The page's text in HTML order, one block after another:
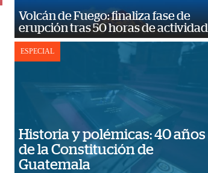
Volcán de Fuego: finaliza fase de
erupción tras 50 horas de actividad
ESPECIAL
Historia y polémicas: 40 años
de la Constitución de
Guatemala